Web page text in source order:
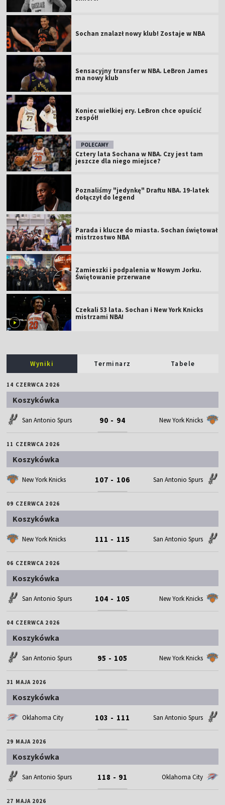
Sochan znalazł nowy klub! Zostaje w NBA
Sensacyjny transfer w NBA. LeBron James
ma nowy klub
Koniec wielkiej ery. LeBron chce opuścić
zespół!
POLECAMY
Cztery lata Sochana w NBA. Czy jest tam
jeszcze dla niego miejsce?
Poznaliśmy "jedynkę" Draftu NBA. 19-latek
dołączył do legend
Parada i klucze do miasta. Sochan świętował
mistrzostwo NBA
Zamieszki i podpalenia w Nowym Jorku.
Świętowanie przerwane
Czekali 53 lata. Sochan i New York Knicks
mistrzami NBA!
Wyniki Terminarz Tabele
14 CZERWCA 2026
Koszykówka
San Antonio Spurs 90 - 94 New York Knicks
11 CZERWCA 2026
Koszykówka
New York Knicks 107 - 106 San Antonio Spurs
09 CZERWCA 2026
Koszykówka
New York Knicks 111 - 115 San Antonio Spurs
06 CZERWCA 2026
Koszykówka
San Antonio Spurs 104 - 105 New York Knicks
04 CZERWCA 2026
Koszykówka
San Antonio Spurs 95 - 105 New York Knicks
31 MAJA 2026
Koszykówka
Oklahoma City 103 - 111 San Antonio Spurs
29 MAJA 2026
Koszykówka
San Antonio Spurs 118 - 91 Oklahoma City
27 MAJA 2026